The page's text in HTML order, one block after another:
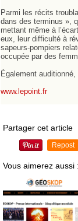
Parmi les récits
dans des terminus »,
mettant même à
eux, leur difficulté à
sapeurs-pompiers
occupée par des
Également
www.lepoint.fr
Partager cet article
Repost
Vous aimerez aussi :